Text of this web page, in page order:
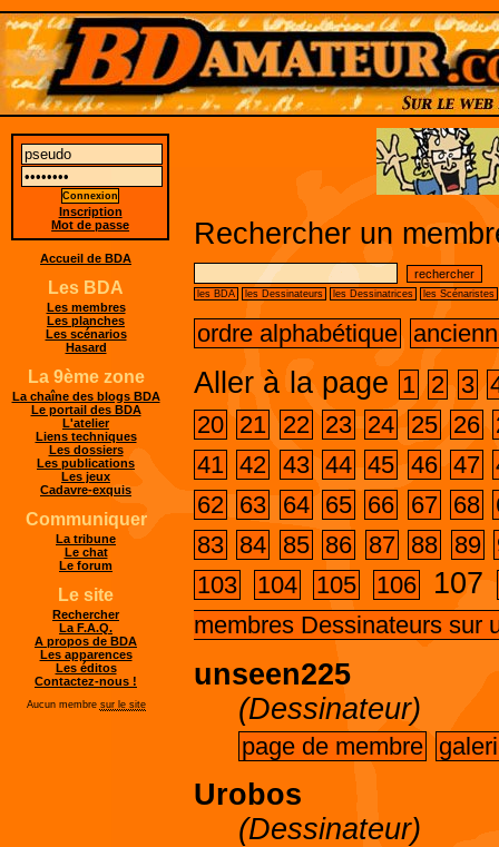
Rechercher un
les BDA les Dessinateurs les Dessinatrices les Scénaristes
ordre alphabétique
Aller à la page 1 2 3
20 21 22 23 24 25 26
41 42 43 44 45 46 47
62 63 64 65 66 67 68
83 84 85 86 87 88 89
103
104 105 106 107
membres Dessinateurs sur
unseen225
(Dessinateur)
page de membre
Urobos
(Dessinateur)
Inscription
Mot de passe
Accueil de BDA
Les BDA
Les membres
Les planches
Les scénarios
Hasard
La 9ème zone
La chaîne des blogs BDA
Le portail des BDA
L'atelier
Liens techniques
Les dossiers
Les publications
Les jeux
Cadavre-exquis
Communiquer
La tribune
Le chat
Le forum
Le site
Rechercher
La F.A.Q.
A propos de BDA
Les apparences
Les éditos
Contactez-nous !
Aucun membre sur le site